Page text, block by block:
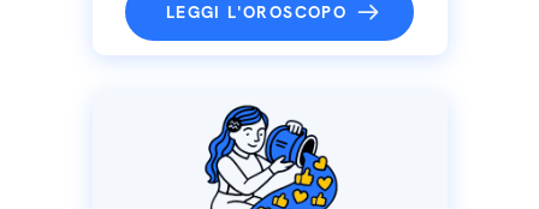
LEGGI L'OROSCOPO